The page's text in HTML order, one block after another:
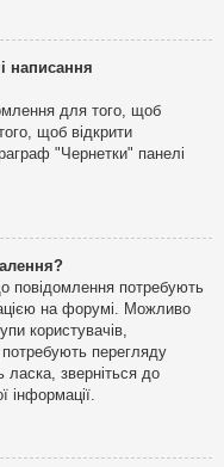
написання
для того, щоб
щоб відкрити
"Чернетки" панелі
повідомлення потребують
на форумі. Можливо
користувачів,
перегляду
ласка, зверніться до
інформації.